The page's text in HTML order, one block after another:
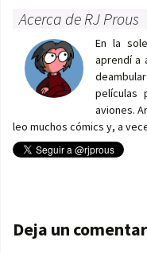
Acerca de RJ Prous
En la
aprendí a
películas
aviones.
leo muchos cómics y, a
Navegación
Deja un